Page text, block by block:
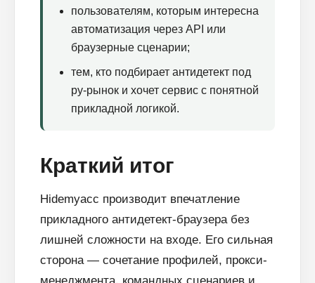
пользователям, которым интересна
автоматизация через API или
браузерные сценарии;
тем, кто подбирает антидетект под
ру-рынок и хочет сервис с понятной
прикладной логикой.
Краткий итог
Hidemyacc производит впечатление
прикладного антидетект-браузера без
лишней сложности на входе. Его сильная
сторона — сочетание профилей, прокси-